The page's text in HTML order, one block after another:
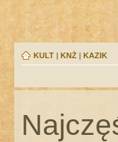
KULT | KNŻ | KAZIK